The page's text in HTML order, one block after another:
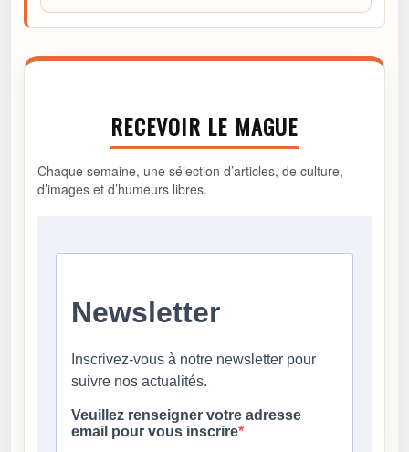
RECEVOIR LE MAGUE
Chaque semaine, une sélection d’articles, de culture,
d’images et d’humeurs libres.